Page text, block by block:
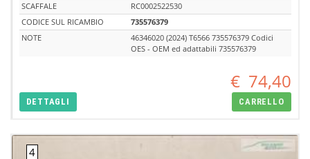
SCAFFALE
RC0002522530
CODICE SUL RICAMBIO
735576379
NOTE
46346020 (2024) T6566 735576379 Codici
OES - OEM ed adattabili 735576379
€ 74,40
DETTAGLI CARRELLO